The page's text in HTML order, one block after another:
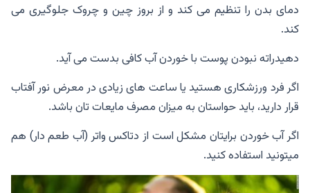
دمای بدن را تنظیم می کند و از بروز چین و چروک جلوگیری می
کند.
دهیدراته نبودن پوست با خوردن آب کافی بدست می آید.
اگر فرد ورزشکاری هستید یا ساعت های زیادی در معرض نور آفتاب
قرار دارید، باید حواستان به میزان مصرف مایعات تان باشد.
اگر آب خوردن برایتان مشکل است از دتاکس واتر (آب طعم دار) هم
میتونید استفاده کنید.